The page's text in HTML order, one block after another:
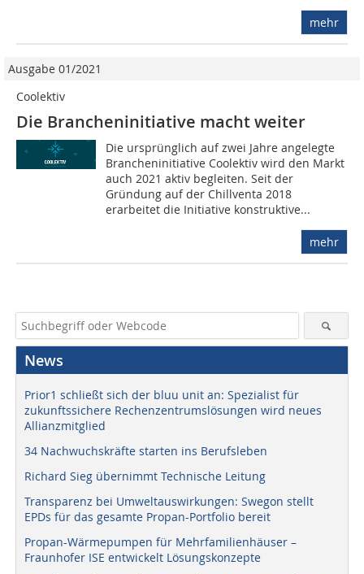
mehr
Ausgabe 01/2021
Coolektiv
Die Brancheninitiative macht weiter
Die ursprünglich auf zwei Jahre angelegte
Brancheninitiative Coolektiv wird den Markt
auch 2021 aktiv begleiten. Seit der
Gründung auf der Chillventa 2018
erarbeitet die Initiative konstruktive...
mehr
News
Prior1 schließt sich der bluu unit an: Spezialist für
zukunftssichere Rechenzentrumslösungen wird neues
Allianzmitglied
34 Nachwuchskräfte starten ins Berufsleben
Richard Sieg übernimmt Technische Leitung
Transparenz bei Umweltauswirkungen: Swegon stellt
EPDs für das gesamte Propan-Portfolio bereit
Propan-Wärmepumpen für Mehrfamilienhäuser –
Fraunhofer ISE entwickelt Lösungskonzepte